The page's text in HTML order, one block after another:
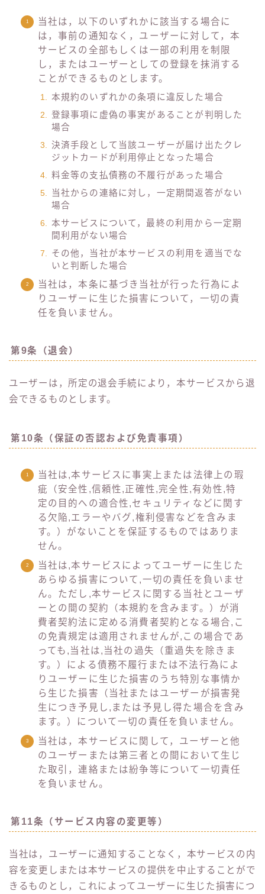
当社は，以下のいずれかに該当する場合に
は，事前の通知なく，ユーザーに対して，本
サービスの全部もしくは一部の利用を制限
し，またはユーザーとしての登録を抹消する
ことができるものとします。
本規約のいずれかの条項に違反した場合
登録事項に虚偽の事実があることが判明した
場合
決済手段として当該ユーザーが届け出たクレ
ジットカードが利用停止となった場合
料金等の支払債務の不履行があった場合
当社からの連絡に対し，一定期間返答がない
場合
本サービスについて，最終の利用から一定期
間利用がない場合
その他，当社が本サービスの利用を適当でな
いと判断した場合
当社は，本条に基づき当社が行った行為によ
りユーザーに生じた損害について，一切の責
任を負いません。
第9条（退会）
ユーザーは，所定の退会手続により，本サービスから退
会できるものとします。
第10条（保証の否認および免責事項）
当社は,本サービスに事実上または法律上の瑕
疵（安全性,信頼性,正確性,完全性,有効性,特
定の目的への適合性,セキュリティなどに関す
る欠陥,エラーやバグ,権利侵害などを含みま
す。）がないことを保証するものではありま
せん。
当社は,本サービスによってユーザーに生じた
あらゆる損害について,一切の責任を負いませ
ん。ただし,本サービスに関する当社とユーザ
ーとの間の契約（本規約を含みます。）が消
費者契約法に定める消費者契約となる場合,こ
の免責規定は適用されませんが,この場合であ
っても,当社は,当社の過失（重過失を除きま
す。）による債務不履行または不法行為によ
りユーザーに生じた損害のうち特別な事情か
ら生じた損害（当社またはユーザーが損害発
生につき予見し,または予見し得た場合を含み
ます。）について一切の責任を負いません。
当社は，本サービスに関して，ユーザーと他
のユーザーまたは第三者との間において生じ
た取引，連絡または紛争等について一切責任
を負いません。
第11条（サービス内容の変更等）
当社は，ユーザーに通知することなく，本サービスの内
容を変更しまたは本サービスの提供を中止することがで
きるものとし，これによってユーザーに生じた損害につ